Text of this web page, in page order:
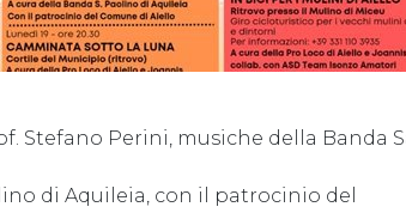
Stefano Perini, musiche della Banda
di Aquileia, con il patrocinio del